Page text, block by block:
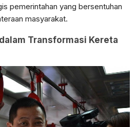
pemerintahan yang bersentuhan
masyarakat.
Transformasi Kereta